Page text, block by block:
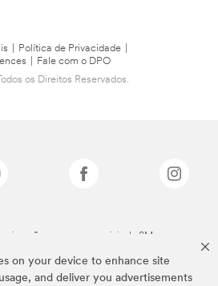
on your device to enhance site
and deliver you advertisements
Política de Privacidade
Fale com o DPO
os Direitos Reservados.
cima são marcas comerciais da 3M.